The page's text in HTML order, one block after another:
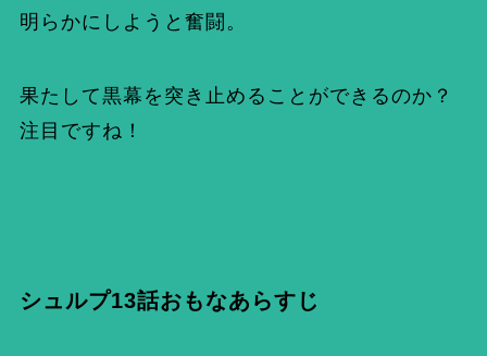
明らかにしようと奮闘。
果たして黒幕を突き止めることができるのか？
注目ですね！
シュルプ13話おもなあらすじ